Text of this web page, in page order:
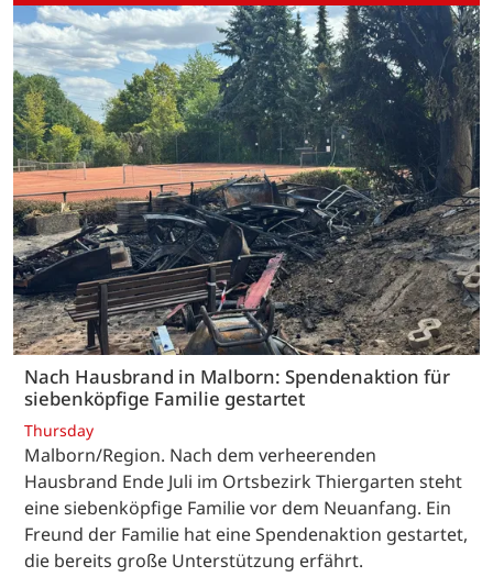
Nach Hausbrand in Malborn: Spendenaktion für
siebenköpfige Familie gestartet
Thursday
Malborn/Region. Nach dem verheerenden
Hausbrand Ende Juli im Ortsbezirk Thiergarten steht
eine siebenköpfige Familie vor dem Neuanfang. Ein
Freund der Familie hat eine Spendenaktion gestartet,
die bereits große Unterstützung erfährt.